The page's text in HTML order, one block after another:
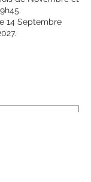
14 Septembre